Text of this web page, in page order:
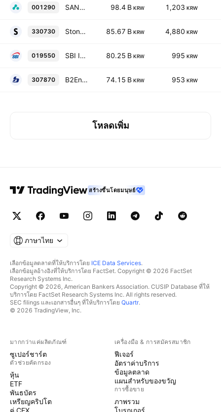
001290 SANGSANGININVESTMENT&SECURITIES CO.,LTD. 98.4 B KRW 1,203 KRW
330730 Stonebridge Ventures Inc. 85.67 B KRW 4,880 KRW
019550 SBI Investment Korea Co., Ltd. 80.25 B KRW 995 KRW
307870 B2En Co., Ltd. 74.15 B KRW 953 KRW
โหลดเพิ่ม
สร้างขึ้นโดยมนุษย์
ภาษาไทย
เลือกข้อมูลตลาดที่ให้บริการโดย ICE Data Services.
เลือกข้อมูลอ้างอิงที่ให้บริการโดย FactSet. Copyright © 2026 FactSet
Research Systems Inc.
Copyright © 2026, American Bankers Association. CUSIP Database ที่ให้
บริการโดย FactSet Research Systems Inc. All rights reserved.
SEC filings และเอกสารอื่นๆ ที่ให้บริการโดย Quartr.
© 2026 TradingView, Inc.
มากกว่าแค่ผลิตภัณฑ์
ซูเปอร์ชาร์ต
ตัวช่วยคัดกรอง
หุ้น
ETF
พันธบัตร
เหรียญคริปโต
คู่ CEX
เครื่องมือ & การสมัครสมาชิก
ฟีเจอร์
อัตราค่าบริการ
ข้อมูลตลาด
แผนสำหรับของขวัญ
การซื้อขาย
ภาพรวม
โบรกเกอร์